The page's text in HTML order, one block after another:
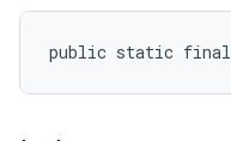
public static final